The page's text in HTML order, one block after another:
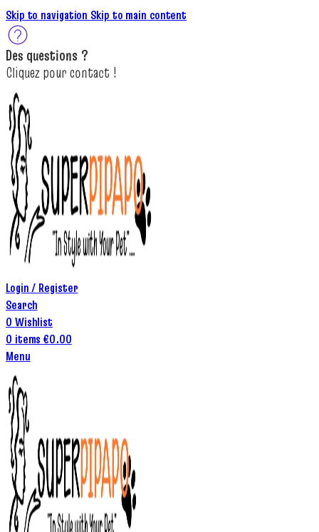
Skip to navigation Skip to main content
Des questions ?
Cliquez pourcontact !
Login / Register
Search
0 Wishlist
0 items €0.00
Menu